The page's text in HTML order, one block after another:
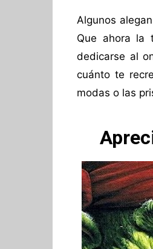
Algunos
Que ahora la
dedicarse al
cuánto te
modas o las